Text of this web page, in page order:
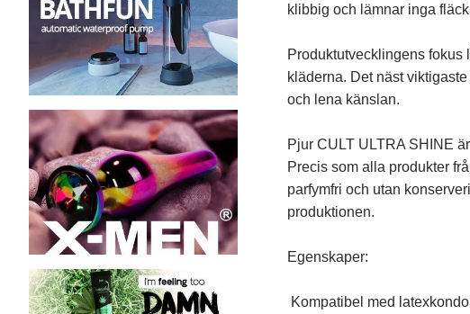
klibbig och lämnar inga
Produktutvecklingens fokus
kläderna. Det näst
och lena känslan.
Pjur CULT ULTRA SHINE
Precis som alla produkter
parfymfri och utan
produktionen.
Egenskaper:
Kompatibel med